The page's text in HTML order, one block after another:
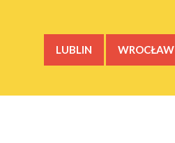
LUBLIN WROCŁAW